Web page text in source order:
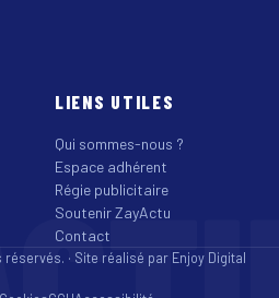
LIENS UTILES
Qui sommes-nous ?
Espace adhérent
Régie publicitaire
Soutenir ZayActu
Contact
· Site réalisé par Enjoy Digital